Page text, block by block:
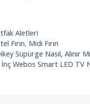
Aletleri
Fırın, Midi Fırın
Süpürge Nasıl, Alınır
Webos Smart LED TV